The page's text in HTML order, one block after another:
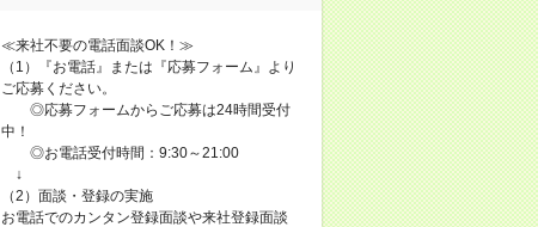
≪来社不要の電話面談OK！≫
（1）『お電話』または『応募フォーム』より
ご応募ください。
◎応募フォームからご応募は24時間受付
中！
◎お電話受付時間：9:30～21:00
↓
（2）面談・登録の実施
お電話でのカンタン登録面談や来社登録面談